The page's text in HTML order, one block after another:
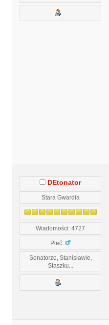
DEtonator
Stara Gwardia
Wiadomości: 4727
Płeć:
Senatorze, Stanisławie,
Staszku...